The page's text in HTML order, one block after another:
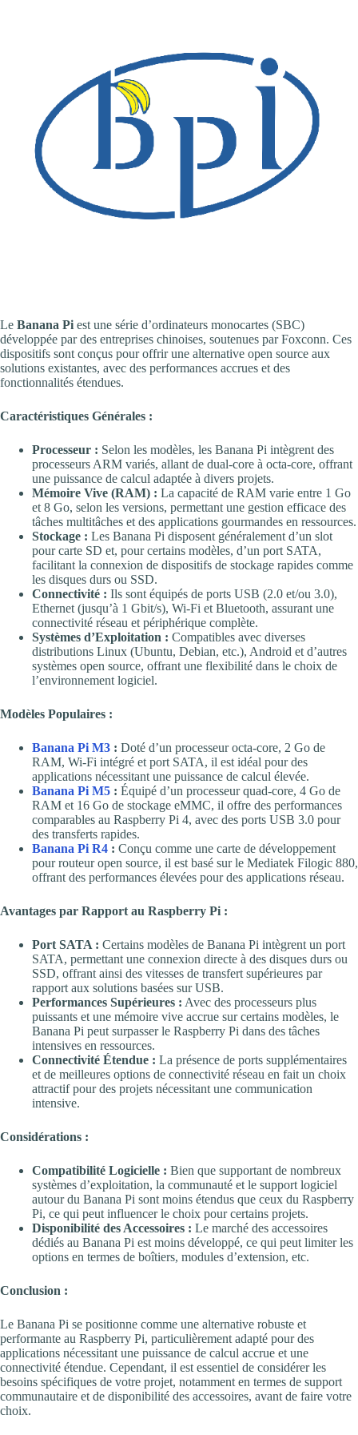
Le Banana Pi est une série d’ordinateurs monocartes (SBC)
développée par des entreprises chinoises, soutenues par Foxconn. Ces
dispositifs sont conçus pour offrir une alternative open source aux
solutions existantes, avec des performances accrues et des
fonctionnalités étendues.
Caractéristiques Générales :
Processeur : Selon les modèles, les Banana Pi intègrent des
processeurs ARM variés, allant de dual-core à octa-core, offrant
une puissance de calcul adaptée à divers projets.
Mémoire Vive (RAM) : La capacité de RAM varie entre 1 Go
et 8 Go, selon les versions, permettant une gestion efficace des
tâches multitâches et des applications gourmandes en ressources.
Stockage : Les Banana Pi disposent généralement d’un slot
pour carte SD et, pour certains modèles, d’un port SATA,
facilitant la connexion de dispositifs de stockage rapides comme
les disques durs ou SSD.
Connectivité : Ils sont équipés de ports USB (2.0 et/ou 3.0),
Ethernet (jusqu’à 1 Gbit/s), Wi-Fi et Bluetooth, assurant une
connectivité réseau et périphérique complète.
Systèmes d’Exploitation : Compatibles avec diverses
distributions Linux (Ubuntu, Debian, etc.), Android et d’autres
systèmes open source, offrant une flexibilité dans le choix de
l’environnement logiciel.
Modèles Populaires :
Banana Pi M3 : Doté d’un processeur octa-core, 2 Go de
RAM, Wi-Fi intégré et port SATA, il est idéal pour des
applications nécessitant une puissance de calcul élevée.
Banana Pi M5 : Équipé d’un processeur quad-core, 4 Go de
RAM et 16 Go de stockage eMMC, il offre des performances
comparables au Raspberry Pi 4, avec des ports USB 3.0 pour
des transferts rapides.
Banana Pi R4 : Conçu comme une carte de développement
pour routeur open source, il est basé sur le Mediatek Filogic 880,
offrant des performances élevées pour des applications réseau.
Avantages par Rapport au Raspberry Pi :
Port SATA : Certains modèles de Banana Pi intègrent un port
SATA, permettant une connexion directe à des disques durs ou
SSD, offrant ainsi des vitesses de transfert supérieures par
rapport aux solutions basées sur USB.
Performances Supérieures : Avec des processeurs plus
puissants et une mémoire vive accrue sur certains modèles, le
Banana Pi peut surpasser le Raspberry Pi dans des tâches
intensives en ressources.
Connectivité Étendue : La présence de ports supplémentaires
et de meilleures options de connectivité réseau en fait un choix
attractif pour des projets nécessitant une communication
intensive.
Considérations :
Compatibilité Logicielle : Bien que supportant de nombreux
systèmes d’exploitation, la communauté et le support logiciel
autour du Banana Pi sont moins étendus que ceux du Raspberry
Pi, ce qui peut influencer le choix pour certains projets.
Disponibilité des Accessoires : Le marché des accessoires
dédiés au Banana Pi est moins développé, ce qui peut limiter les
options en termes de boîtiers, modules d’extension, etc.
Conclusion :
Le Banana Pi se positionne comme une alternative robuste et
performante au Raspberry Pi, particulièrement adapté pour des
applications nécessitant une puissance de calcul accrue et une
connectivité étendue. Cependant, il est essentiel de considérer les
besoins spécifiques de votre projet, notamment en termes de support
communautaire et de disponibilité des accessoires, avant de faire votre
choix.